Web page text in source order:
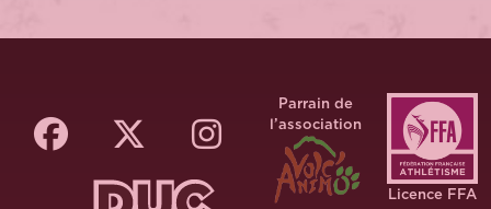
Parrain de
l’association
Licence FFA